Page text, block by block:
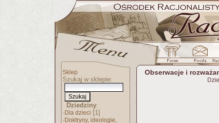
Sklep
Szukaj w sklepie:
Dziedziny:
· Dla dzieci [1]
· Doktryny, ideologie,
Obserwacje i